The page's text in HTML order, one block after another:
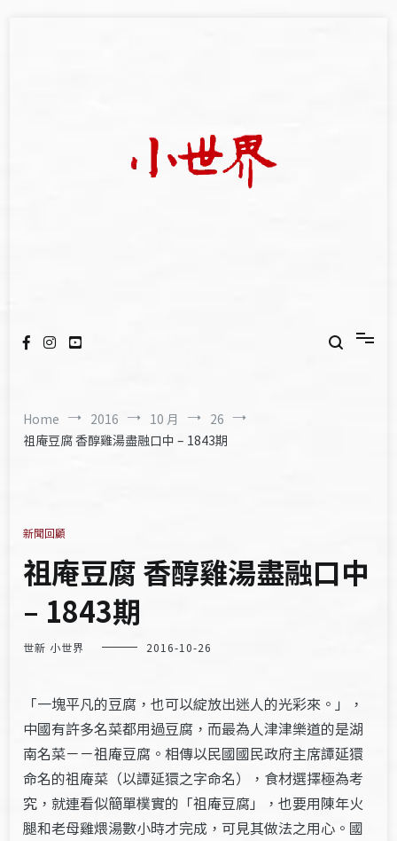
Home 2016 10 月
26
祖庵豆腐 香醇雞湯盡融口中 – 1843期
新聞回顧
祖庵豆腐 香醇雞湯盡融口中
– 1843期
世新 小世界 2016-10-26
「一塊平凡的豆腐，也可以綻放出迷人的光彩來。」，
中國有許多名菜都用過豆腐，而最為人津津樂道的是湖
南名菜－－祖庵豆腐。相傳以民國國民政府主席譚延獧
命名的祖庵菜（以譚延獧之字命名），食材選擇極為考
究，就連看似簡單樸實的「祖庵豆腐」，也要用陳年火
腿和老母雞煨湯數小時才完成，可見其做法之用心。國